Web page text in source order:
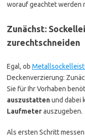
worauf geachtet werden
Zunächst:
zurechtschneiden
Egal, ob
Deckenverzierung:
Sie für Ihr Vorhaben
auszustattenund dabei
Laufmeterauszugeben.
Als ersten Schritt